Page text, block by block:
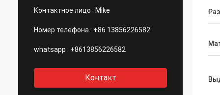
Контактное лицо : Mike
Номер телефона : +86 13856226582
whatsapp : +8613856226582
Контакт